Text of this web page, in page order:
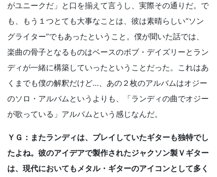
がユニークだ」と口を揃えて言うし、実際その通りだ。で
も、もう１つとても大事なことは、彼は素晴らしい“ソン
グライター”でもあったということ。僕が聞いた話では、
楽曲の骨子となるものはベースのボブ・デイズリーとラン
ディが一緒に構築していったということだった。これはあ
くまでも僕の解釈だけど…、あの２枚のアルバムはオジー
のソロ・アルバムというよりも、「ランディの曲でオジー
が歌っている」アルバムという感じなんだ。
ＹＧ：またランディは、プレイしていたギターも独特でし
たよね。彼のアイデアで製作されたジャクソン製Ｖギター
は、現代においてもメタル・ギターのアイコンとして多く